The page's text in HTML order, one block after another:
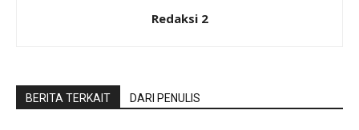
Redaksi 2
BERITA TERKAIT DARI PENULIS